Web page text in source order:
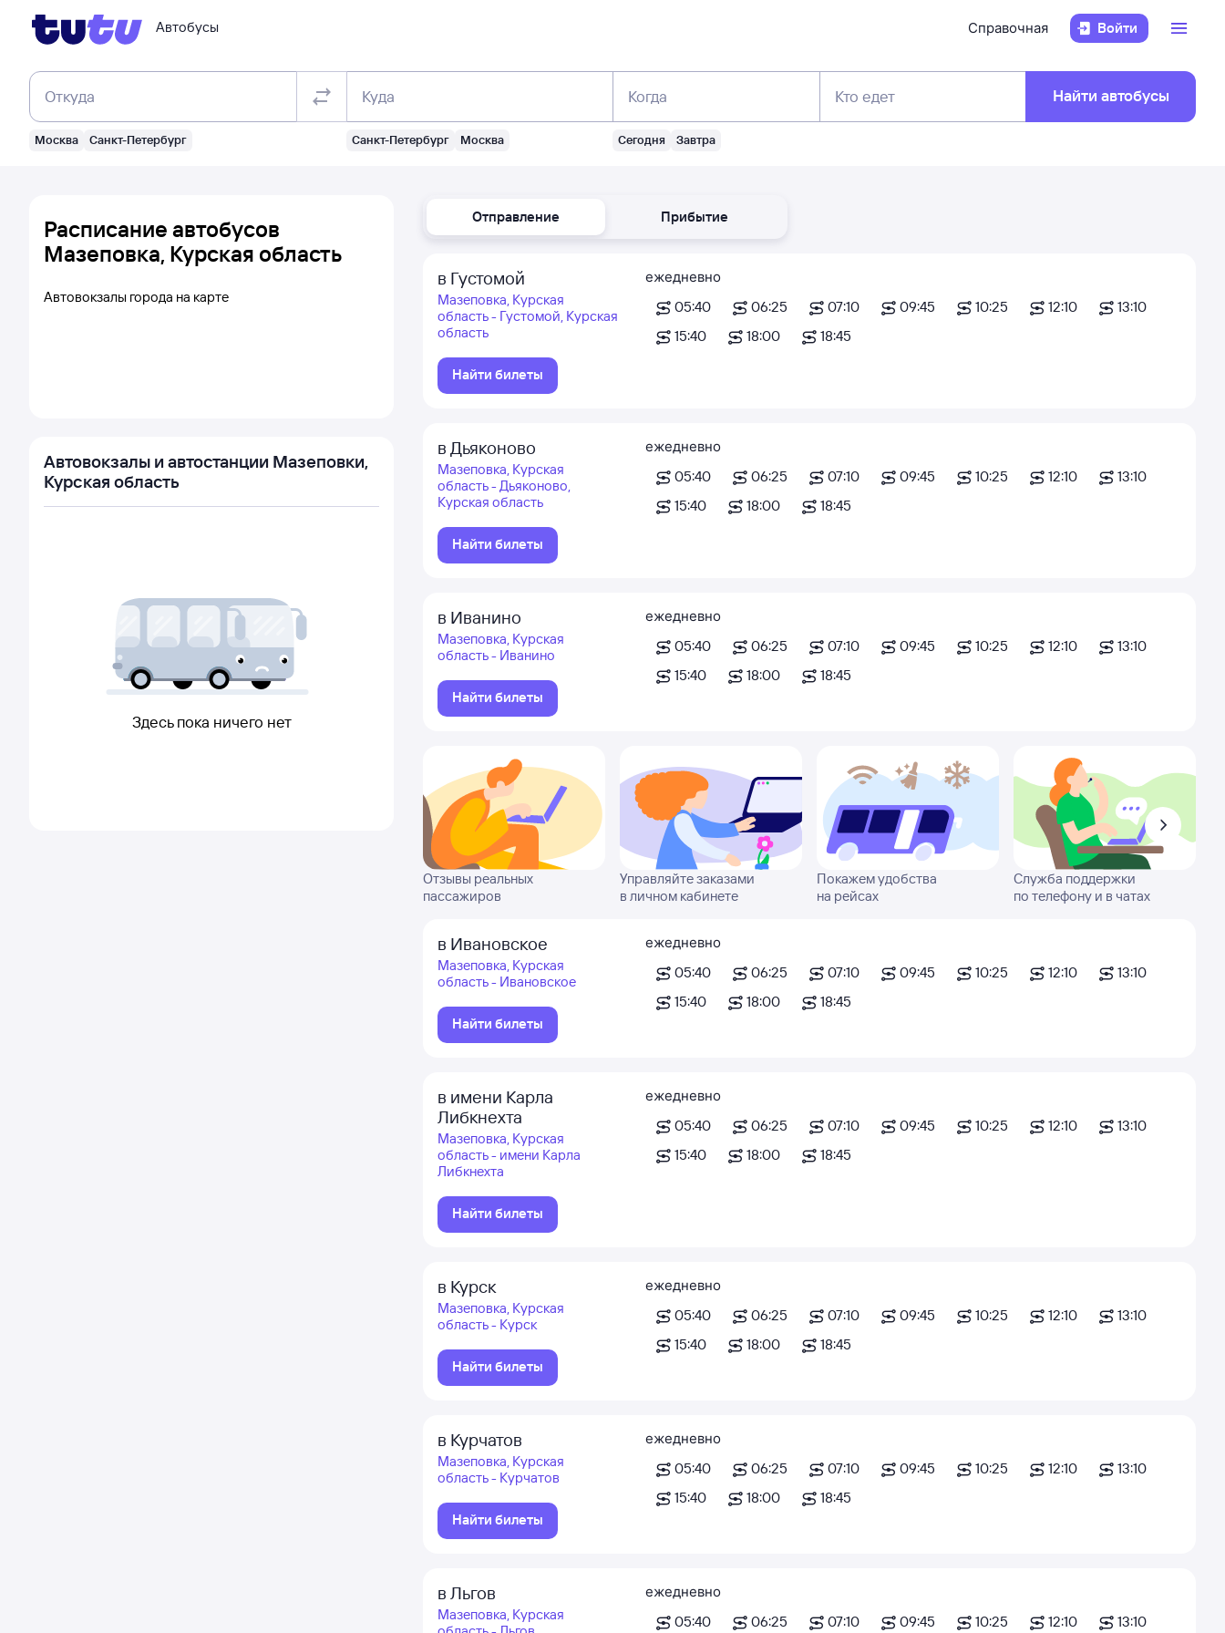
Автобусы Справочная Войти
Откуда
Москва Санкт-Петербург
Куда
Санкт-Петербург Москва
Когда
Сегодня Завтра
Кто едет Найти автобусы
Отправление Прибытие
в Густомой
Мазеповка, Курская
область - Густомой, Курская
область
Найти билеты
ежедневно
05:40
06:25 07:10 09:45 10:25 12:10
13:10
15:40
18:00 18:45
в Дьяконово
Мазеповка, Курская
область - Дьяконово,
Курская область
Найти билеты
ежедневно
05:40
06:25 07:10 09:45 10:25 12:10
13:10
15:40
18:00 18:45
в Иванино
Мазеповка, Курская
область - Иванино
Найти билеты
ежедневно
05:40
06:25 07:10 09:45 10:25 12:10
13:10
15:40
18:00 18:45
Отзывы реальных
пассажиров
Управляйте заказами
в личном кабинете
Покажем удобства
на рейсах
Служба поддержки
по телефону и в чатах
в Ивановское
Мазеповка, Курская
область - Ивановское
Найти билеты
ежедневно
05:40
06:25 07:10 09:45 10:25 12:10
13:10
15:40
18:00 18:45
в имени Карла
Либкнехта
Мазеповка, Курская
область - имени Карла
Либкнехта
Найти билеты
ежедневно
05:40
06:25 07:10 09:45 10:25 12:10
13:10
15:40
18:00 18:45
в Курск
Мазеповка, Курская
область - Курск
Найти билеты
ежедневно
05:40
06:25 07:10 09:45 10:25 12:10
13:10
15:40
18:00 18:45
в Курчатов
Мазеповка, Курская
область - Курчатов
Найти билеты
ежедневно
05:40
06:25 07:10 09:45 10:25 12:10
13:10
15:40
18:00 18:45
в Льгов
Мазеповка, Курская
ежедневно
05:40
06:25 07:10 09:45 10:25 12:10
13:10
Расписание автобусов
Мазеповка, Курская область
Автовокзалы города на карте
Автовокзалы и автостанции Мазеповки,
Курская область
Здесь пока ничего нет